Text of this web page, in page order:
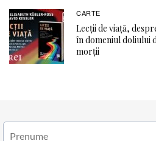
CARTE
Lecții de viață,
în domeniul doliului
morții